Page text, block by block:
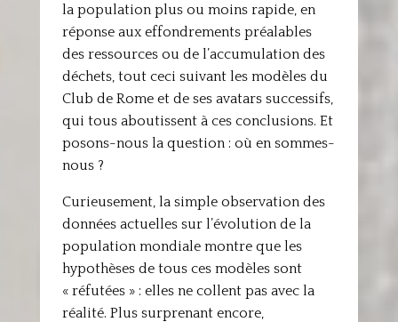
la population plus ou moins rapide, en
réponse aux effondrements préalables
des ressources ou de l’accumulation des
déchets, tout ceci suivant les modèles du
Club de Rome et de ses avatars successifs,
qui tous aboutissent à ces conclusions. Et
posons-nous la question : où en sommes-
nous ?
Curieusement, la simple observation des
données actuelles sur l’évolution de la
population mondiale montre que les
hypothèses de tous ces modèles sont
« réfutées » : elles ne collent pas avec la
réalité. Plus surprenant encore,